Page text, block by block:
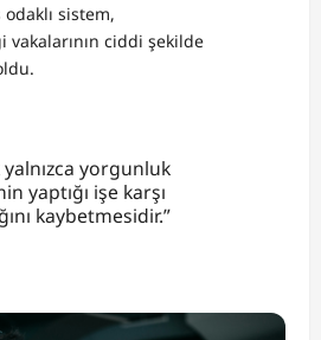
odaklı sistem,
ciddi şekilde
yorgunluk
yaptığı işe karşı
kaybetmesidir.”